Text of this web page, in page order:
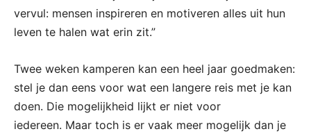
vervul: mensen inspireren en motiveren alles uit hun
leven te halen wat erin zit.”
Twee weken kamperen kan een heel jaar goedmaken:
stel je dan eens voor wat een langere reis met je kan
doen. Die mogelijkheid lijkt er niet voor
iedereen. Maar toch is er vaak meer mogelijk dan je